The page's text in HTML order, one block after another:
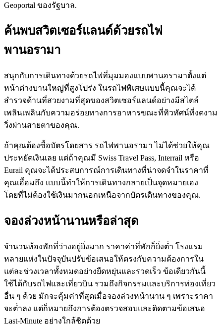
Geoportal ของรัฐบาล.
ค้นพบสวิตเซอร์แลนด์ด้วยรถไฟ
พานอรามา
สนุกกับการเดินทางด้วยรถไฟที่มุมมองแบบพานอรามาตั้งแต่
หน้าต่างบานใหญ่ที่สูงโปร่ง ในรถไฟพิเศษแบบนี้คุณจะได้
สำรวจด้านที่สวยงามที่สุดของสวิตเซอร์แลนด์อย่างมีสไตล์
เพลินเพลินกับความอร่อยทางการอาหารขณะที่ทิวทัศน์ที่งดงาม
วิ่งผ่านสายตาของคุณ.
ถ้าคุณต้องซื้อบัตรโดยสาร รถไฟพานอรามา ไม่ได้ช่วยให้คุณ
ประหยัดเงินเลย แต่ถ้าคุณมี Swiss Travel Pass, Interrail หรือ
Eurail คุณจะได้ประสบการณ์การเดินทางที่น่าจดจำในราคาที่
คุณเอื้อมถึง แบบนี้ทำให้การเดินทางกลายเป็นจุดหมายเอง
โดยที่ไม่ต้องใช้เงินมากนอกเหนือจากบัตรเดินทางของคุณ.
จองล่วงหน้านานหรือล่าสุด
จำนวนห้องพักที่ว่างอยู่ยิ่งมาก ราคาค่าที่พักก็ยิ่งต่ำ โรงแรม
หลายแห่งในปัจจุบันปรับข้อเสนอให้ตรงกับความต้องการใน
แต่ละช่วงเวลาทั้งหมดอย่างยืดหยุ่นและรวดเร็ว ข้อเดียวกันนี้
ใช้ได้กับรถไฟและเที่ยวบิน รวมถึงกิจกรรมและบริการท่องเที่ยว
อื่น ๆ ด้วย มักจะคุ้มค่าที่สุดเมื่อจองล่วงหน้านาน ๆ เพราะราคา
จะต่ำลง แต่ก็หมายถึงการต้องตรวจสอบและติดตามข้อเสนอ
Last-Minute อย่างใกล้ชิดด้วย